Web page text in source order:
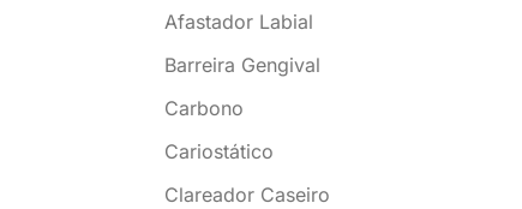
Afastador Labial
Barreira Gengival
Carbono
Cariostático
Clareador Caseiro